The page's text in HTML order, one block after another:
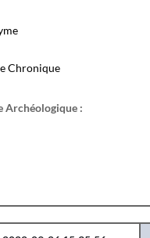
Chronique
Archéologique :